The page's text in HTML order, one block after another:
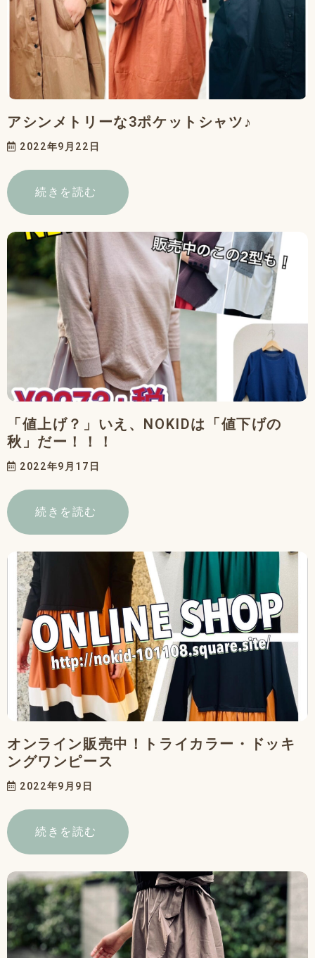
アシンメトリーな3ポケットシャツ♪
2022年9月22日
続きを読む
「値上げ？」いえ、NOKIDは「値下げの
秋」だー！！！
2022年9月17日
続きを読む
オンライン販売中！トライカラー・ドッキ
ングワンピース
2022年9月9日
続きを読む